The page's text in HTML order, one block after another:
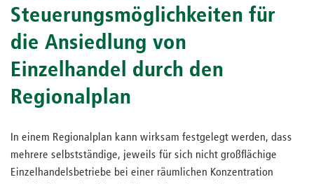
Steuerungsmöglichkeiten für
die Ansiedlung von
Einzelhandel durch den
Regionalplan
In einem Regionalplan kann wirksam festgelegt werden, dass
mehrere selbstständige, jeweils für sich nicht großflächige
Einzelhandelsbetriebe bei einer räumlichen Konzentration